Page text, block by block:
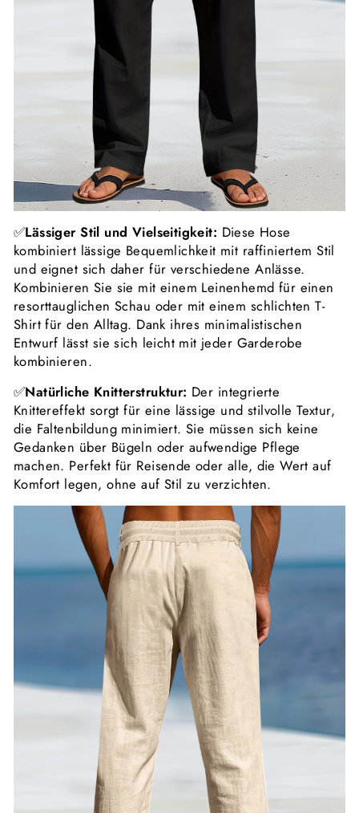
✅Lässiger Stil und Vielseitigkeit: Diese Hose
kombiniert lässige Bequemlichkeit mit raffiniertem Stil
und eignet sich daher für verschiedene Anlässe.
Kombinieren Sie sie mit einem Leinenhemd für einen
resorttauglichen Schau oder mit einem schlichten T-
Shirt für den Alltag. Dank ihres minimalistischen
Entwurf lässt sie sich leicht mit jeder Garderobe
kombinieren.
✅Natürliche Knitterstruktur: Der integrierte
Knittereffekt sorgt für eine lässige und stilvolle Textur,
die Faltenbildung minimiert. Sie müssen sich keine
Gedanken über Bügeln oder aufwendige Pflege
machen. Perfekt für Reisende oder alle, die Wert auf
Komfort legen, ohne auf Stil zu verzichten.